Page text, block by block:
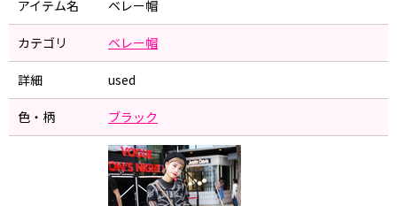
アイテム名 ベレー帽
カテゴリ ベレー帽
詳細 used
色・柄 ブラック